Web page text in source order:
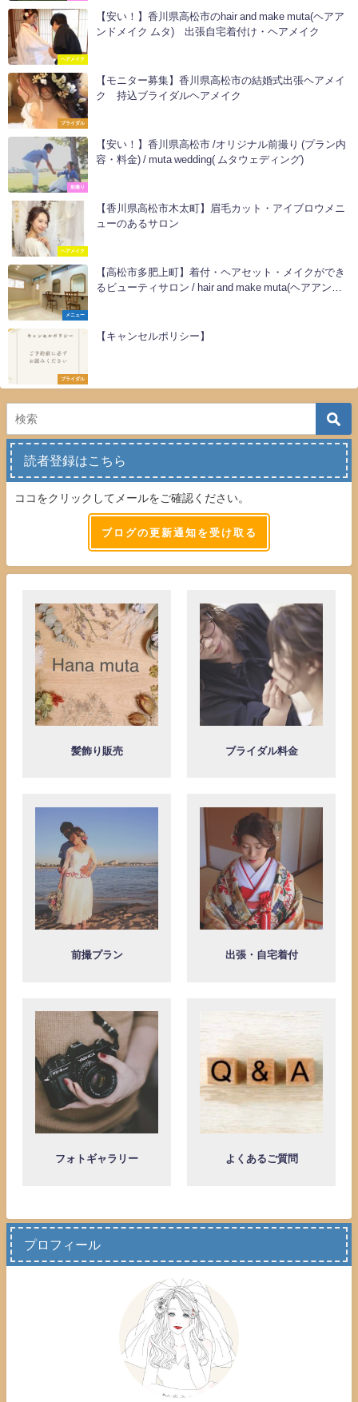
ヘアメイク
【安い！】香川県高松市のhair and make muta(ヘアア
ンドメイク ムタ) 出張自宅着付け・ヘアメイク
ブライダル
【モニター募集】香川県高松市の結婚式出張ヘアメイ
ク 持込ブライダルヘアメイク
前撮り
【安い！】香川県高松市 /オリジナル前撮り (プラン内
容・料金) / muta wedding( ムタウェディング)
ヘアメイク
【香川県高松市木太町】眉毛カット・アイブロウメニ
ューのあるサロン
メニュー
【高松市多肥上町】着付・ヘアセット・メイクができ
るビューティサロン / hair and make muta(ヘアアンド
ブライダル
【キャンセルポリシー】
読者登録はこちら
ココをクリックしてメールをご確認ください。
ブログの更新通知を受け取る
髪飾り販売 ブライダル料金
前撮プラン 出張・自宅着付
フォトギャラリー よくあるご質問
プロフィール